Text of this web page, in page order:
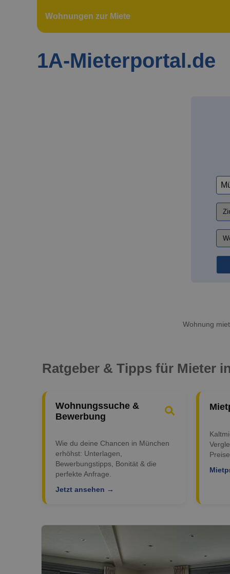
Wohnungen zur Miete
1A-Mieterportal.de
Wohnung
Ratgeber & Tipps für Mieter
Wohnungssuche &
Bewerbung
Wie du deine Chancen in München
erhöhst: Unterlagen,
Bewerbungstipps, Bonität & die
perfekte Anfrage.
Jetzt ansehen →